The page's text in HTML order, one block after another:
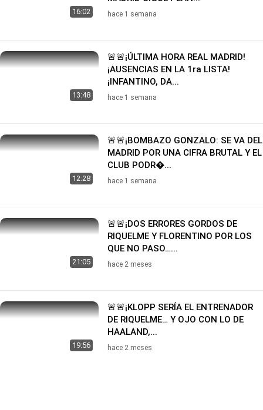
16:02 hace 1 semana
13:48
🚨🚨¡ÚLTIMA HORA REAL MADRID!
¡AUSENCIAS EN LA 1ra LISTA!
¡INFANTINO, DA...
hace 1 semana
12:28
🚨🚨¡BOMBAZO GONZALO: SE VA DEL
MADRID POR UNA CIFRA BRUTAL Y EL
CLUB PODR�...
hace 1 semana
21:05
🚨🚨¡DOS ERRORES GORDOS DE
RIQUELME Y FLORENTINO POR LOS
QUE NO PASO…...
hace 2 meses
19:56
🚨🚨¡KLOPP SERÍA EL ENTRENADOR
DE RIQUELME… Y OJO CON LO DE
HAALAND,...
hace 2 meses